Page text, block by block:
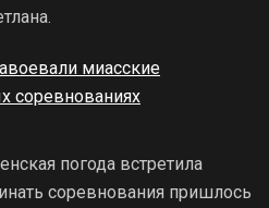
погода встретила
соревнования пришлось